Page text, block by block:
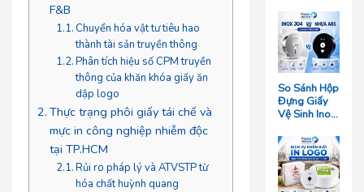
F&B
Chuyển hóa vật tư tiêu hao
thành tài sản truyền thông
Phân tích hiệu số CPM truyền
thông của khăn khóa giấy ăn
dập logo
Thực trạng phôi giấy tái chế và
mực in công nghiệp nhiễm độc
tại TP.HCM
Rủi ro pháp lý và ATVSTP từ
hóa chất huỳnh quang
Giấy Lau Tay
Và Giấy Vệ
Sinh Trong
Ngành F&B
So Sánh Hộp
Đựng Giấy
Vệ Sinh Inox
Nhựa: Loại
Nào Bền
Hơn?